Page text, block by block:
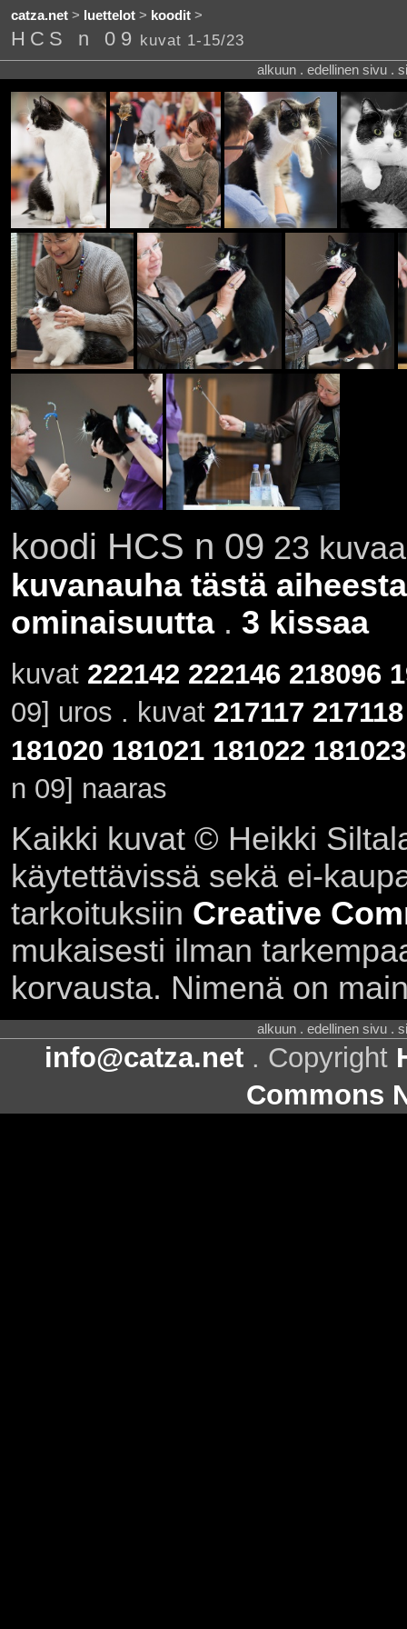
catza.net> luettelot> koodit>
HCS n 09 kuvat 1-15/23
alkuun . edellinen sivu .
koodi HCS n 09 23
kuvanauha tästä aiheesta
ominaisuutta. 3 kissaa
kuvat 222142 222146 218096
09] uros . kuvat 217117 217118
181020 181021 181022 181023
n 09] naaras
Kaikki kuvat © Heikki
käytettävissä sekä ei-
tarkoituksiin Creative
mukaisesti ilman
korvausta. Nimenä on
alkuun . edellinen sivu .
info@catza.net . Copyright
Commons